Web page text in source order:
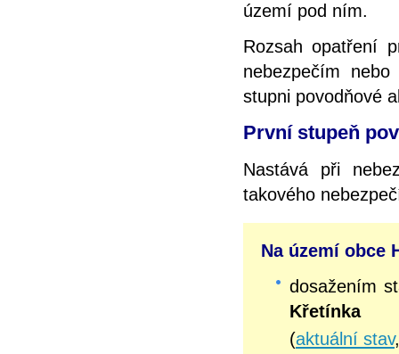
území pod ním.
Rozsah opatření
nebezpečím
stupni povodňové
První stupeň
Nastává při
takového
Na území obce
dosažením
Křetínka
(aktuální stav